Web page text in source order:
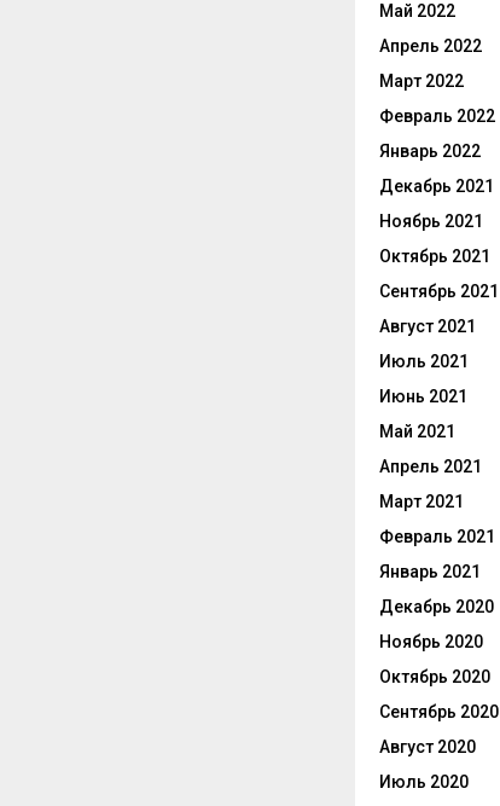
Май 2022
Апрель 2022
Март 2022
Февраль 2022
Январь 2022
Декабрь 2021
Ноябрь 2021
Октябрь 2021
Сентябрь 2021
Август 2021
Июль 2021
Июнь 2021
Май 2021
Апрель 2021
Март 2021
Февраль 2021
Январь 2021
Декабрь 2020
Ноябрь 2020
Октябрь 2020
Сентябрь 2020
Август 2020
Июль 2020